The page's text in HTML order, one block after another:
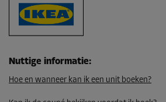
Vanaf
101,00 EUR/maand
90,89 EUR/maand
Unit 41
Nuttige informatie:
Hoe en wanneer kan ik een unit boeken?